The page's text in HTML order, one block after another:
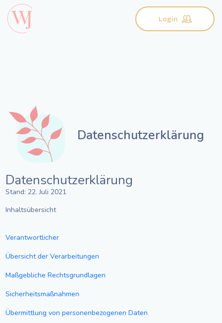
Login
Datenschutzerklärung
Datenschutzerklärung
Stand: 22. Juli 2021
Inhaltsübersicht
Verantwortlicher
Übersicht der Verarbeitungen
Maßgebliche Rechtsgrundlagen
Sicherheitsmaßnahmen
Übermittlung von personenbezogenen Daten